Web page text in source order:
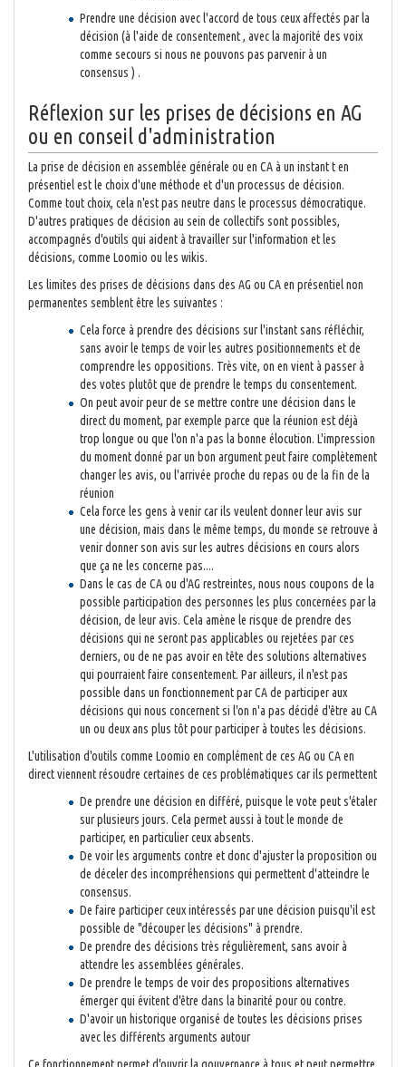
Prendre une décision avec l'accord de tous ceux affectés par la
décision (à l'aide de consentement , avec la majorité des voix
comme secours si nous ne pouvons pas parvenir à un
consensus ) .
Réflexion sur les prises de décisions en AG
ou en conseil d'administration
La prise de décision en assemblée générale ou en CA à un instant t en
présentiel est le choix d'une méthode et d'un processus de décision.
Comme tout choix, cela n'est pas neutre dans le processus démocratique.
D'autres pratiques de décision au sein de collectifs sont possibles,
accompagnés d'outils qui aident à travailler sur l'information et les
décisions, comme Loomio ou les wikis.
Les limites des prises de décisions dans des AG ou CA en présentiel non
permanentes semblent être les suivantes :
Cela force à prendre des décisions sur l'instant sans réfléchir,
sans avoir le temps de voir les autres positionnements et de
comprendre les oppositions. Très vite, on en vient à passer à
des votes plutôt que de prendre le temps du consentement.
On peut avoir peur de se mettre contre une décision dans le
direct du moment, par exemple parce que la réunion est déjà
trop longue ou que l'on n'a pas la bonne élocution. L'impression
du moment donné par un bon argument peut faire complètement
changer les avis, ou l'arrivée proche du repas ou de la fin de la
réunion
Cela force les gens à venir car ils veulent donner leur avis sur
une décision, mais dans le même temps, du monde se retrouve à
venir donner son avis sur les autres décisions en cours alors
que ça ne les concerne pas....
Dans le cas de CA ou d'AG restreintes, nous nous coupons de la
possible participation des personnes les plus concernées par la
décision, de leur avis. Cela amène le risque de prendre des
décisions qui ne seront pas applicables ou rejetées par ces
derniers, ou de ne pas avoir en tête des solutions alternatives
qui pourraient faire consentement. Par ailleurs, il n'est pas
possible dans un fonctionnement par CA de participer aux
décisions qui nous concernent si l'on n'a pas décidé d'être au CA
un ou deux ans plus tôt pour participer à toutes les décisions.
L'utilisation d'outils comme Loomio en complément de ces AG ou CA en
direct viennent résoudre certaines de ces problématiques car ils permettent
De prendre une décision en différé, puisque le vote peut s'étaler
sur plusieurs jours. Cela permet aussi à tout le monde de
participer, en particulier ceux absents.
De voir les arguments contre et donc d'ajuster la proposition ou
de déceler des incompréhensions qui permettent d'atteindre le
consensus.
De faire participer ceux intéressés par une décision puisqu'il est
possible de "découper les décisions" à prendre.
De prendre des décisions très régulièrement, sans avoir à
attendre les assemblées générales.
De prendre le temps de voir des propositions alternatives
émerger qui évitent d'être dans la binarité pour ou contre.
D'avoir un historique organisé de toutes les décisions prises
avec les différents arguments autour